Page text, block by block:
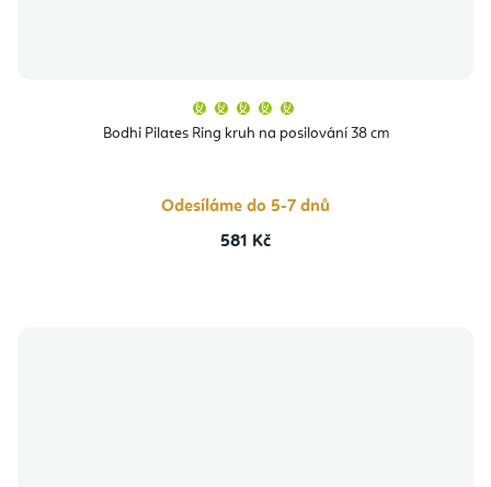
Bodhi Pilates Ring kruh na posilování 38 cm
produktu
je
hvězdiček.
Odesíláme do 5-7 dnů
581 Kč